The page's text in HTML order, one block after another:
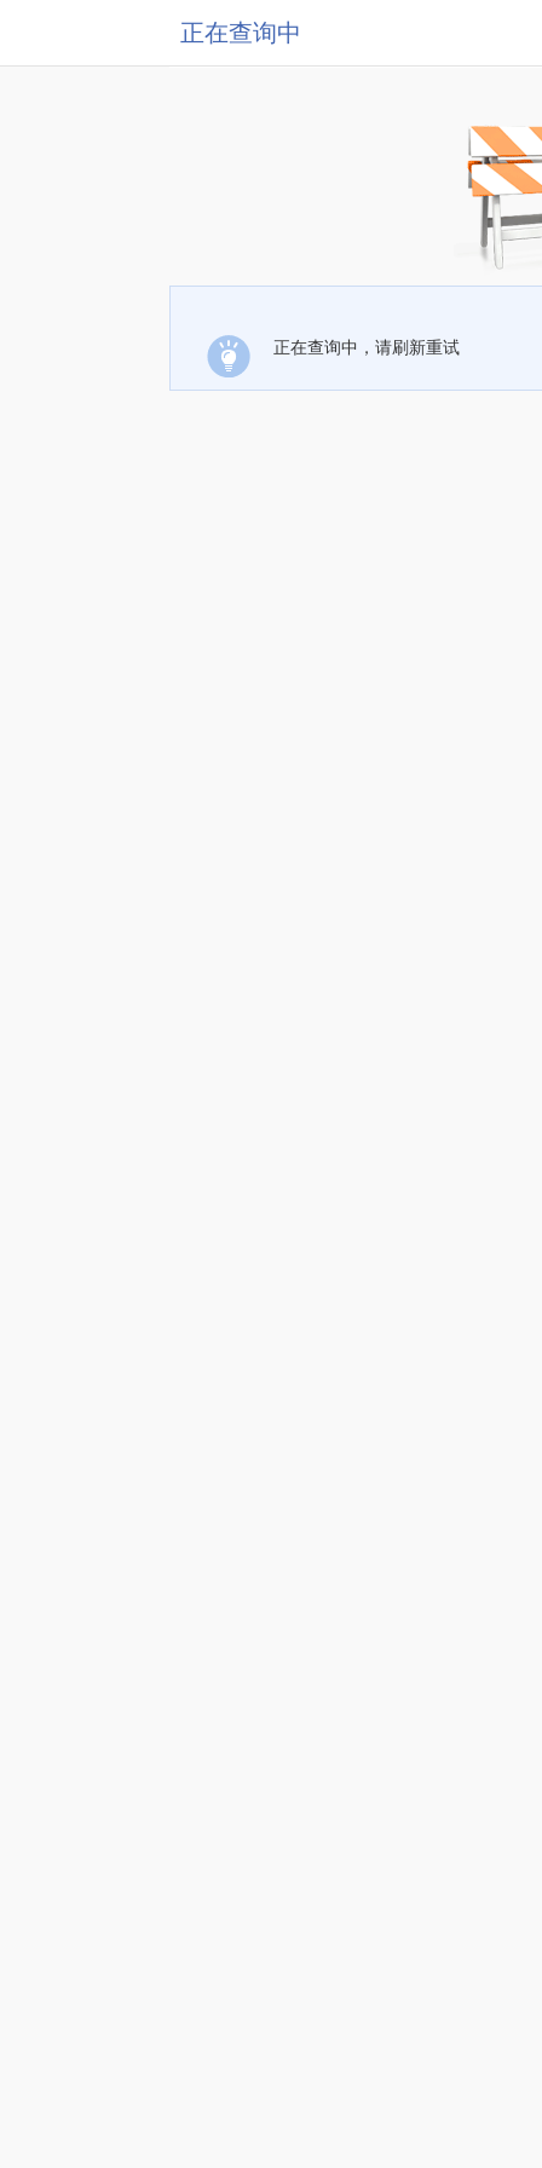
正在查询中
正在查询中，请刷新重试